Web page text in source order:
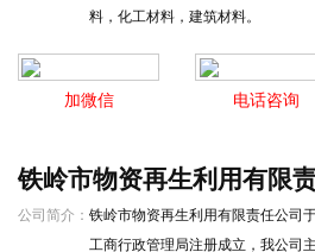
料，化工材料，建筑材料。
电话咨询
加微信
铁岭市物资再生利用有限
公司简介： 铁岭市物资再生利用有限责任公司
工商行政管理局注册成立，我公司